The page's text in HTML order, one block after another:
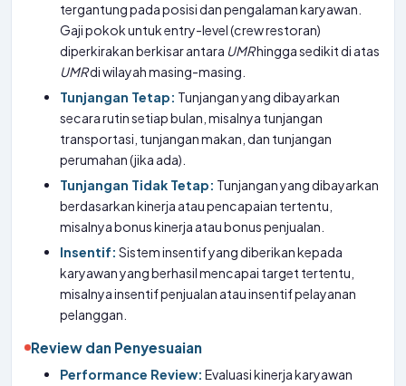
tergantung pada posisi dan pengalaman karyawan.
Gaji pokok untuk entry-level (crew restoran)
diperkirakan berkisar antara UMRhingga sedikit di atas
UMRdi wilayah masing-masing.
Tunjangan Tetap: Tunjangan yang dibayarkan
secara rutin setiap bulan, misalnya tunjangan
transportasi, tunjangan makan, dan tunjangan
perumahan (jika ada).
Tunjangan Tidak Tetap: Tunjangan yang dibayarkan
berdasarkan kinerja atau pencapaian tertentu,
misalnya bonus kinerja atau bonus penjualan.
Insentif: Sistem insentif yang diberikan kepada
karyawan yang berhasil mencapai target tertentu,
misalnya insentif penjualan atau insentif pelayanan
pelanggan.
Review dan Penyesuaian
Performance Review: Evaluasi kinerja karyawan